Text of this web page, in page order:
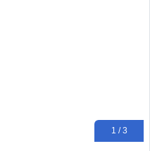
1 / 3